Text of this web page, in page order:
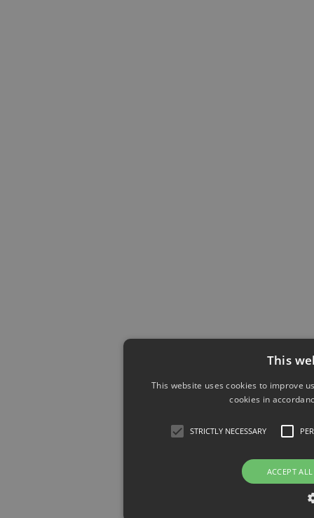
This
This website uses cookies to improve
cookies in
STRICTLY NECESSARY
ACCEPT ALL